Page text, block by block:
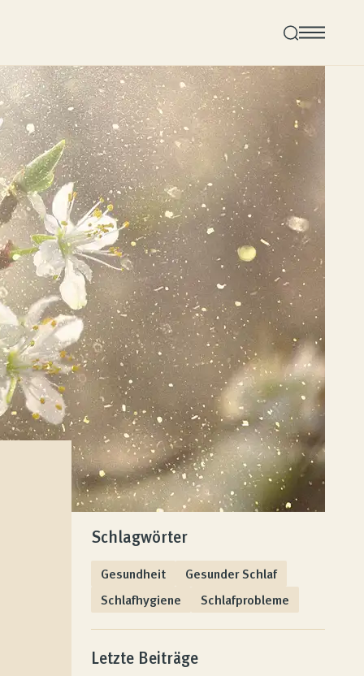
Schlagwörter
Gesundheit
Gesunder Schlaf
Schlafhygiene
Schlafprobleme
Letzte Beiträge